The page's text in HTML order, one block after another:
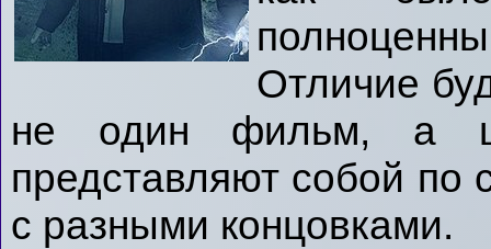
Отличие
не один фильм, а
представляют собой по
с разными концовками.